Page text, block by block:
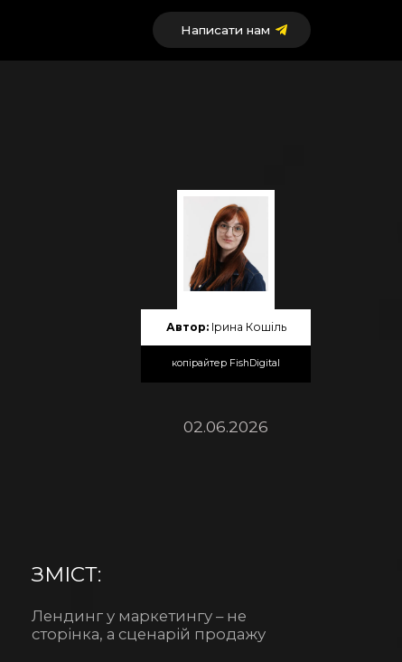
Написати нам
Автор:Ірина Кошіль
копірайтер FishDigital
02.06.2026
ЗМІСТ:
Лендинг у маркетингу – не
сторінка, а сценарій продажу